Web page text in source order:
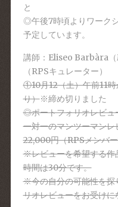
と
◎午後7時頃よりワーク
予定しています。
講師：Eliseo Barbàra
（RPSキュレーター）
①10月12（土）午前11
り）※締め切りました
◎ポートフォリオレビュ
一対一のマンツーマン
22,000円（RPSメンバ
※レビューを希望する作
時間は30分です。
※今の自分の可能性を探
リオレビューをお受け